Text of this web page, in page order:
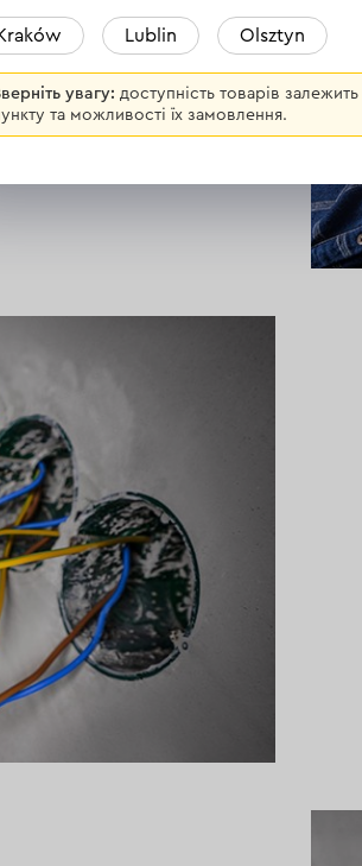
Стане в
та
ізоляцію з
дроти
Kraków Lublin Olsztyn
увагу: доступність товарів
та можливості їх замовлення.